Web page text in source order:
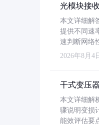
光模块接
本文详细解
提供不同速
速判断网络
2026年8月4
干式变压
本文详细解
骤说明变损
能效评估要